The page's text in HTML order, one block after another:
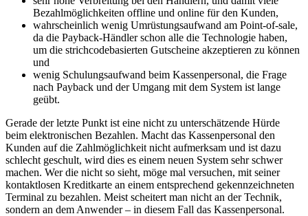
Bezahlmöglichkeiten offline und online für den Kunden,
wahrscheinlich wenig Umrüstungsaufwand am Point-of-sale,
da die Payback-Händler schon alle die Technologie haben,
um die strichcodebasierten Gutscheine akzeptieren zu können
und
wenig Schulungsaufwand beim Kassenpersonal, die Frage
nach Payback und der Umgang mit dem System ist lange
geübt.
Gerade der letzte Punkt ist eine nicht zu unterschätzende Hürde
beim elektronischen Bezahlen. Macht das Kassenpersonal den
Kunden auf die Zahlmöglichkeit nicht aufmerksam und ist dazu
schlecht geschult, wird dies es einem neuen System sehr schwer
machen. Wer die nicht so sieht, möge mal versuchen, mit seiner
kontaktlosen Kreditkarte an einem entsprechend gekennzeichneten
Terminal zu bezahlen. Meist scheitert man nicht an der Technik,
sondern an dem Anwender – in diesem Fall das Kassenpersonal.